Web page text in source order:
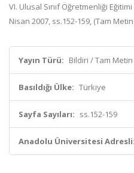
VI. Ulusal Sınıf Öğretmenliği
Nisan 2007, ss.152-159, (Tam
Yayın Türü: Bildiri / Tam
Basıldığı Ülke: Türkiye
Sayfa Sayıları: ss.152-159
Anadolu Üniversitesi Adresli: